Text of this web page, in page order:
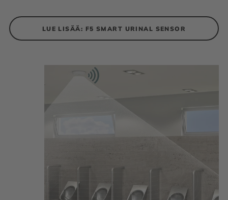
LUE LISÄÄ: F5 SMART URINAL SENSOR